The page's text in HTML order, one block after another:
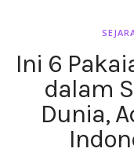
Ini 6
dalam
Dunia,